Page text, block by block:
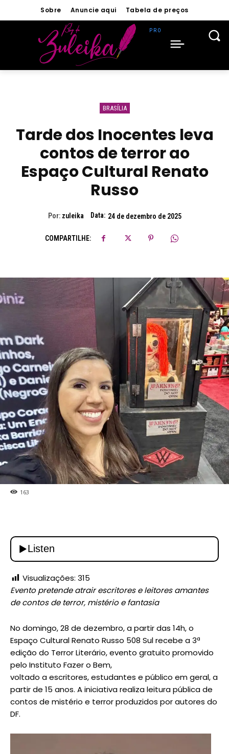
Sobre Anuncie aqui Tabela de preços
BRASÍLIA
Tarde dos Inocentes leva
contos de terror ao
Espaço Cultural Renato
Russo
Por: zuleika Data: 24 de dezembro de 2025
COMPARTILHE:
163
Visualizações: 315
Evento pretende atrair escritores e leitores amantes
de contos de terror, mistério e fantasia
No domingo, 28 de dezembro, a partir das 14h, o
Espaço Cultural Renato Russo 508 Sul recebe a 3ª
edição do Terror Literário, evento gratuito promovido
pelo Instituto Fazer o Bem,
voltado a escritores, estudantes e público em geral, a
partir de 15 anos. A iniciativa realiza leitura pública de
contos de mistério e terror produzidos por autores do
DF.